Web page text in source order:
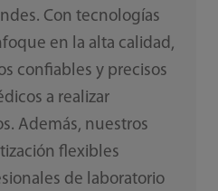
Con tecnologías
en la alta calidad,
confiables y precisos
a realizar
Además, nuestros
flexibles
de laboratorio